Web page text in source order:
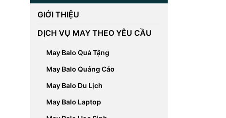
GIỚI THIỆU
DỊCH VỤ MAY THEO YÊU CẦU
May Balo Quà Tặng
May Balo Quảng Cáo
May Balo Du Lịch
May Balo Laptop